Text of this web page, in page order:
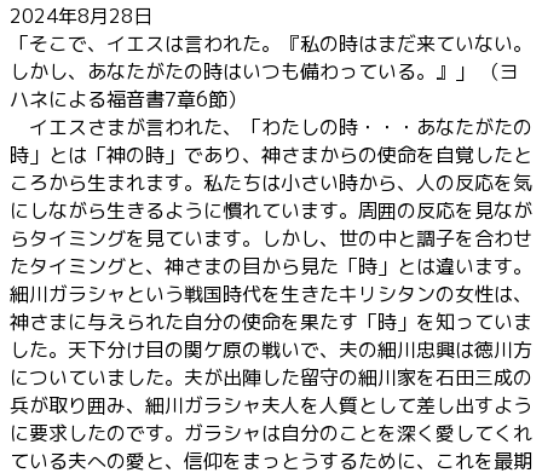
2024年8月28日
「そこで、イエスは言われた。『私の時はまだ来ていない。
しかし、あなたがたの時はいつも備わっている。』」 （ヨ
ハネによる福音書7章6節）
イエスさまが言われた、「わたしの時・・・あなたがたの
時」とは「神の時」であり、神さまからの使命を自覚したと
ころから生まれます。私たちは小さい時から、人の反応を気
にしながら生きるように慣れています。周囲の反応を見なが
らタイミングを見ています。しかし、世の中と調子を合わせ
たタイミングと、神さまの目から見た「時」とは違います。
細川ガラシャという戦国時代を生きたキリシタンの女性は、
神さまに与えられた自分の使命を果たす「時」を知っていま
した。天下分け目の関ケ原の戦いで、夫の細川忠興は徳川方
についていました。夫が出陣した留守の細川家を石田三成の
兵が取り囲み、細川ガラシャ夫人を人質として差し出すよう
に要求したのです。ガラシャは自分のことを深く愛してくれ
ている夫への愛と、信仰をまっとうするために、これを最期